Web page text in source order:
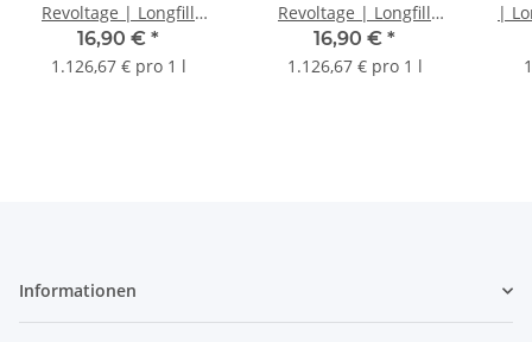
Revoltage | Longfill
Aroma | 15ml
16,90 € *
1.126,67 € pro 1 l
Revoltage | Longfill
Aroma | 15ml
16,90 € *
1.126,67 € pro 1 l
|
Informationen